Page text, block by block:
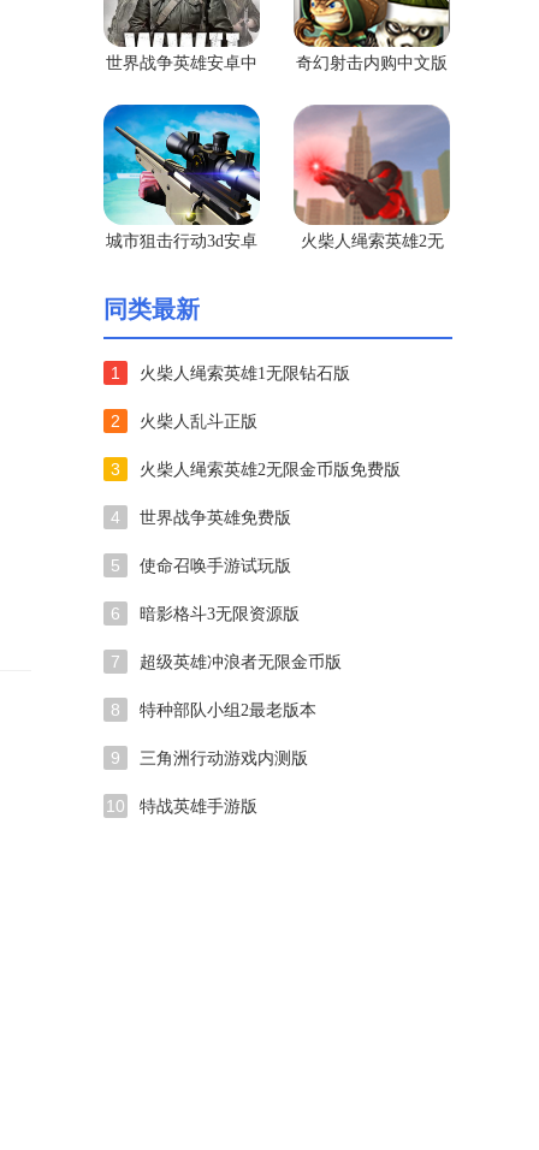
世界战争英雄安卓中
奇幻射击内购中文版
城市狙击行动3d安卓
火柴人绳索英雄2无
同类最新
1 火柴人绳索英雄1无限钻石版
2 火柴人乱斗正版
3 火柴人绳索英雄2无限金币版免费版
4 世界战争英雄免费版
5 使命召唤手游试玩版
6 暗影格斗3无限资源版
7 超级英雄冲浪者无限金币版
8 特种部队小组2最老版本
9 三角洲行动游戏内测版
10 特战英雄手游版